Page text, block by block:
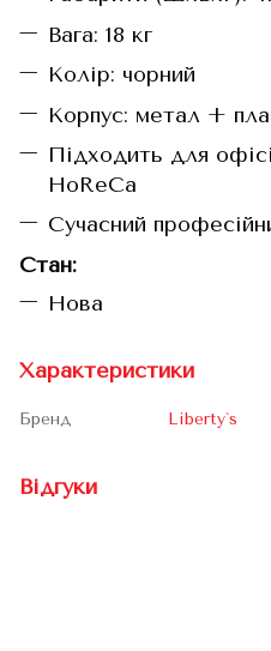
Вага: 18 кг
Колір: чорний
Корпус: метал +
Підходить для
HoReCa
Сучасний
Стан:
Нова
Характеристики
Бренд Liberty`s
Відгуки